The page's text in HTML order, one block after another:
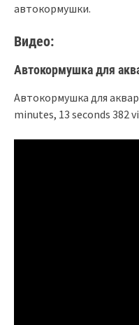
автокормушки.
Видео:
Автокормушка для
Автокормушка для
minutes, 13 seconds 382